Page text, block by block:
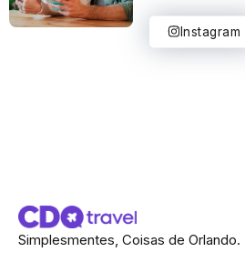
Instagram
Simplesmentes, Coisas de Orlando.